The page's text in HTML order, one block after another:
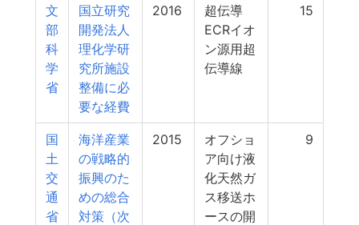
文
部
科
学
省
国立研究
開発法人
理化学研
究所施設
整備に必
要な経費
2016
超伝導
ECRイオ
ン源用超
伝導線
15
国
土
交
通
省
海洋産業
の戦略的
振興のた
めの総合
対策（次
2015
オフショ
ア向け液
化天然ガ
ス移送ホ
ースの開
9